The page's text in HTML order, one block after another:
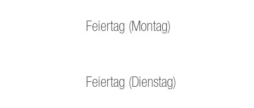
Feiertag (Montag)
Feiertag (Dienstag)